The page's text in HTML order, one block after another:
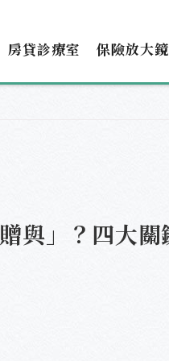
房貸診療室 保險放大鏡
與」？四大關